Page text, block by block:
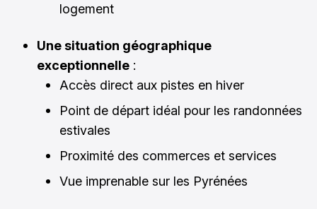
logement
Une situation géographique
exceptionnelle :
Accès direct aux pistes en hiver
Point de départ idéal pour les randonnées
estivales
Proximité des commerces et services
Vue imprenable sur les Pyrénées